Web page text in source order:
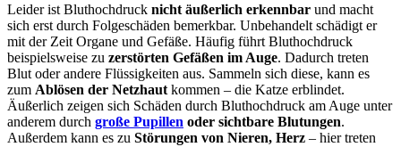
Leider ist Bluthochdruck nicht äußerlich erkennbar und macht
sich erst durch Folgeschäden bemerkbar. Unbehandelt schädigt er
mit der Zeit Organe und Gefäße. Häufig führt Bluthochdruck
beispielsweise zu zerstörten Gefäßen im Auge. Dadurch treten
Blut oder andere Flüssigkeiten aus. Sammeln sich diese, kann es
zum Ablösen der Netzhaut kommen – die Katze erblindet.
Äußerlich zeigen sich Schäden durch Bluthochdruck am Auge unter
anderem durch große Pupillen oder sichtbare Blutungen.
Außerdem kann es zu Störungen von Nieren, Herz – hier treten